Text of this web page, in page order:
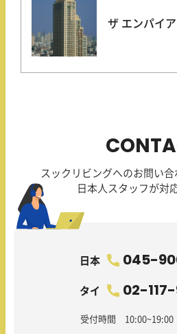
ザ エンパイ
スックリビングへのお問い合
日本人スタッフが対
日本 045-
タイ 02-117-
受付時間 10:00~19:00